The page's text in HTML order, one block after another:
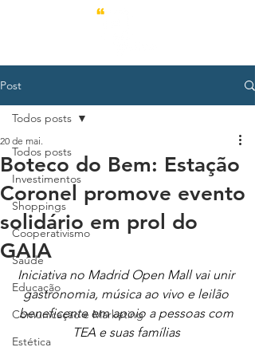
Post
Todos posts
Investimentos
Shoppings
Cooperativismo
Saúde
Educação
Comunicação e Marketing
Estética
Todos posts
Boteco do Bem: Estação
Coronel promove evento
solidário em prol do
GAIA
20 de mai.
Iniciativa no Madrid Open Mall vai unir
gastronomia, música ao vivo e leilão
beneficente em apoio a pessoas com
TEA e suas famílias